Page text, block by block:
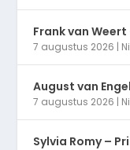
Frank van
7 augustus 2026 |
August van
7 augustus 2026 |
Sylvia Romy –